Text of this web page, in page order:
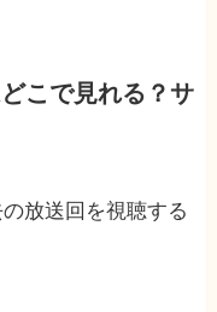
こで見れる？サ
放送回を視聴する